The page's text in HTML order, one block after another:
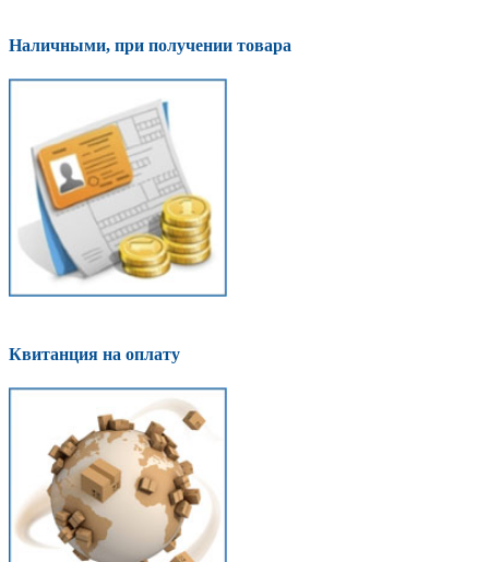
Наличными, при получении товара
Квитанция на оплату